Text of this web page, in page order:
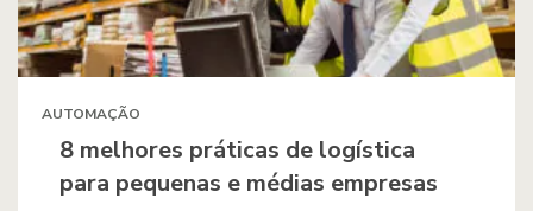
AUTOMAÇÃO
8 melhores práticas de logística
para pequenas e médias empresas